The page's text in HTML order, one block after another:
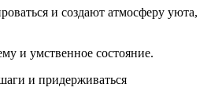
и создают атмосферу уюта,
и умственное состояние.
и придерживаться